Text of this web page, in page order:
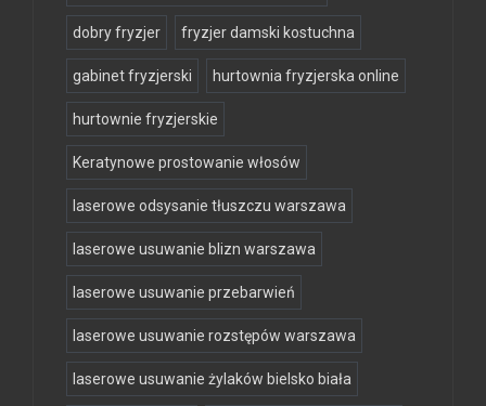
dobry fryzjer fryzjer damski kostuchna
gabinet fryzjerski hurtownia fryzjerska online
hurtownie fryzjerskie
Keratynowe prostowanie włosów
laserowe odsysanie tłuszczu warszawa
laserowe usuwanie blizn warszawa
laserowe usuwanie przebarwień
laserowe usuwanie rozstępów warszawa
laserowe usuwanie żylaków bielsko biała